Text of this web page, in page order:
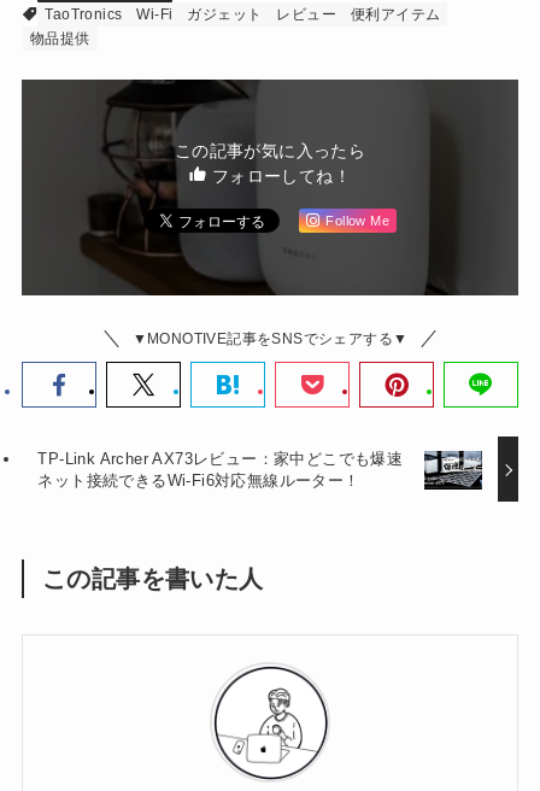
TaoTronics
Wi-Fi ガジェット レビュー
便利アイテム
物品提供
この記事が気に入ったら
フォローしてね！
Follow Me
▼MONOTIVE記事をSNSでシェアする▼
TP-Link Archer AX73レビュー：家中どこでも爆速
ネット接続できるWi-Fi6対応無線ルーター！
この記事を書いた人